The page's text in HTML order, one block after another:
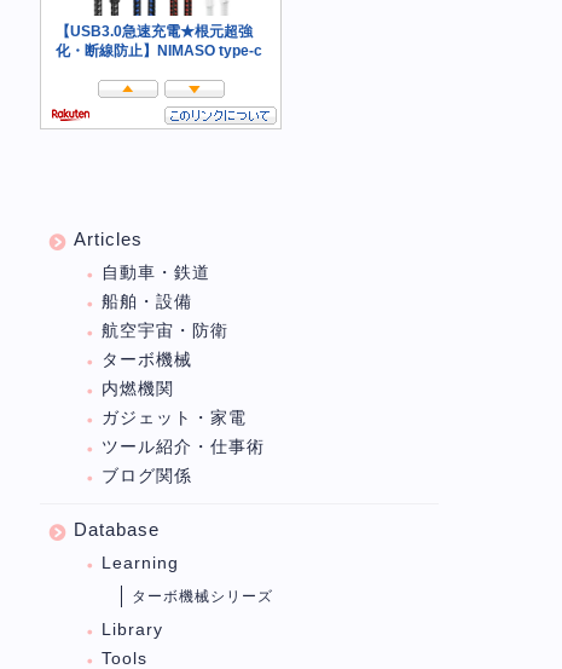
Articles
自動車・鉄道
船舶・設備
航空宇宙・防衛
ターボ機械
内燃機関
ガジェット・家電
ツール紹介・仕事術
ブログ関係
Database
Learning
ターボ機械シリーズ
Library
Tools